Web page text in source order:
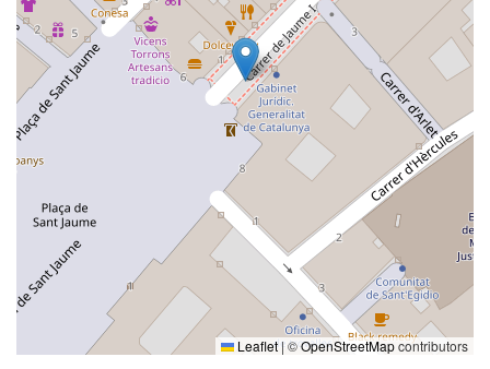
Leaflet|©OpenStreetMapcontributors